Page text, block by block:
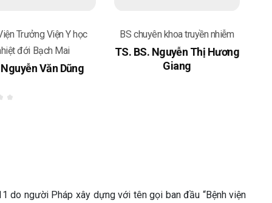
Trưởng Viện Y học
đới Bạch Mai
Văn Dũng
BS chuyên khoa truyền nhiễm
TS. BS. Nguyễn Thị Hương
Giang
do người Pháp xây dựng với tên gọi ban đầu “Bệnh viện